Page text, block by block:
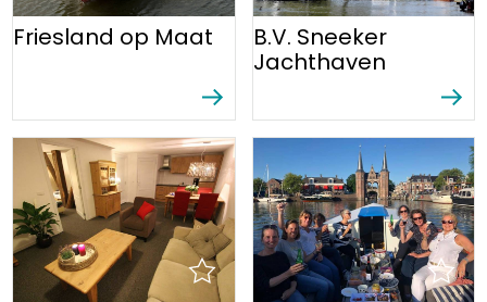
Friesland op Maat
B.V. Sneeker
Jachthaven